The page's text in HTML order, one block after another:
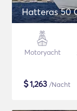
Hatteras 50
Motoryacht
$1,263 /Nacht